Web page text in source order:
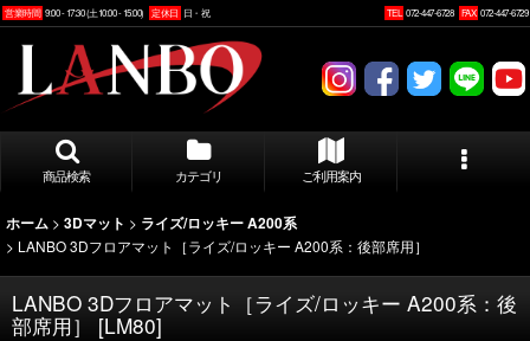
営業時間 9:00 - 17:30 (土10:00 - 15:00) 定休日 日・祝 TEL 072-447-6728 FAX 072-447-6729
商品検索 カテゴリ ご利用案内
ホーム > 3Dマット > ライズ/ロッキー A200系
> LANBO 3Dフロアマット［ライズ/ロッキー A200系：後部席用］
LANBO 3Dフロアマット［ライズ/ロッキー A200系：後
部席用］ [LM80]